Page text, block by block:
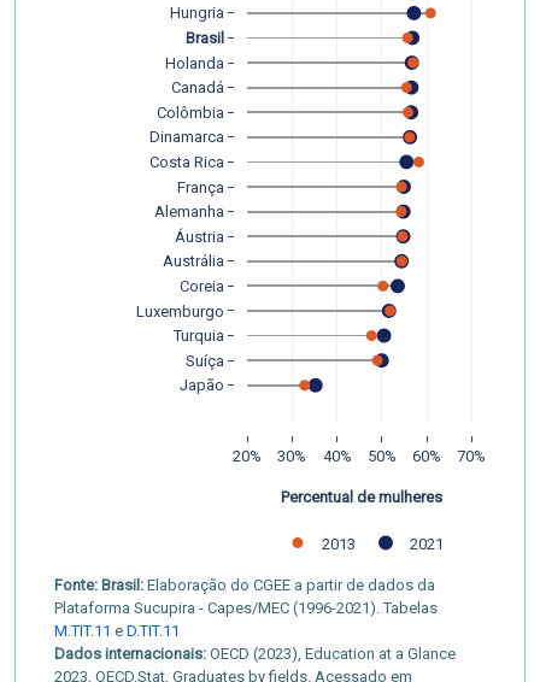
20% 30% 40% 50% 60% 70%
Japão
Suíça
Turquia
Luxemburgo
Coreia
Austrália
Áustria
Alemanha
França
Costa Rica
Dinamarca
Colômbia
Canadá
Holanda
Brasil
Hungria
2013 2021
Percentual de mulheres
Fonte: Brasil: Elaboração do CGEE a partir de dados da
Plataforma Sucupira - Capes/MEC (1996-2021). Tabelas
M.TIT.11 e D.TIT.11
Dados internacionais: OECD (2023), Education at a Glance
2023, OECD.Stat, Graduates by fields. Acessado em